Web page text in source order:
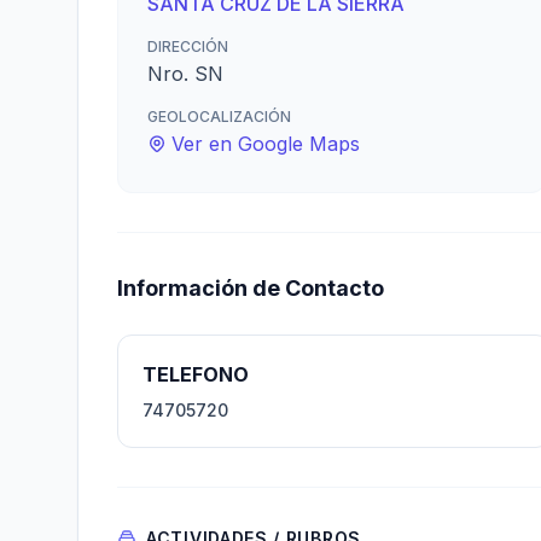
DIRECCIÓN
Nro. SN
GEOLOCALIZACIÓN
Ver en Google Maps
Información de Contacto
TELEFONO
74705720